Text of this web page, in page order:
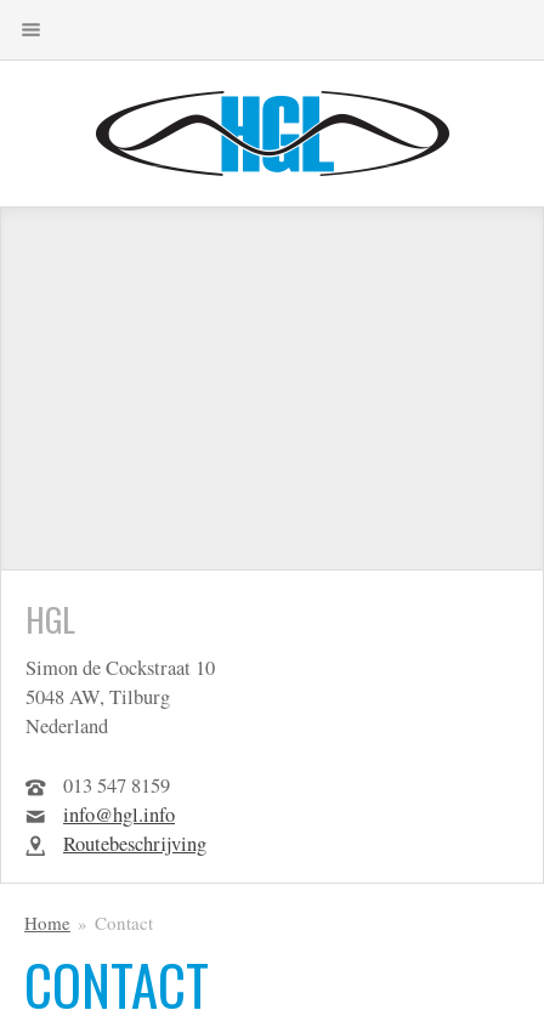
HGL
Simon de Cockstraat 10
5048 AW, Tilburg
Nederland
013 547 8159
info@hgl.info
Routebeschrijving
Home Contact
CONTACT